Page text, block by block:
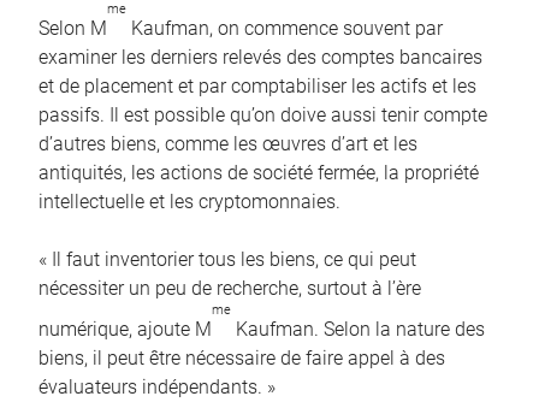
Selon M
me
Kaufman, on commence souvent par
examiner les derniers relevés des comptes bancaires
et de placement et par comptabiliser les actifs et les
passifs. Il est possible qu’on doive aussi tenir compte
d’autres biens, comme les œuvres d’art et les
antiquités, les actions de société fermée, la propriété
intellectuelle et les cryptomonnaies.
« Il faut inventorier tous les biens, ce qui peut
nécessiter un peu de recherche, surtout à l’ère
numérique, ajoute M
me
Kaufman. Selon la nature des
biens, il peut être nécessaire de faire appel à des
évaluateurs indépendants. »